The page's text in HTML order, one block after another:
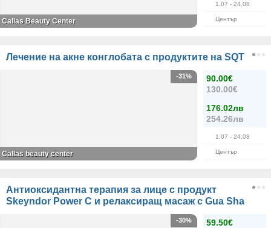
1.07 - 24.08
Център
Саllas Beauty Center
Лечение на акне конглобата с продуктите на SQT
90.00€
130.00€
176.02лв
254.26лв
1.07 - 24.08
Център
-31%
Саllas beauty center
Антиоксидантна терапия за лице с продукт
Skeyndor Power C и релаксиращ масаж с Gua Sha
59.50€
-30%